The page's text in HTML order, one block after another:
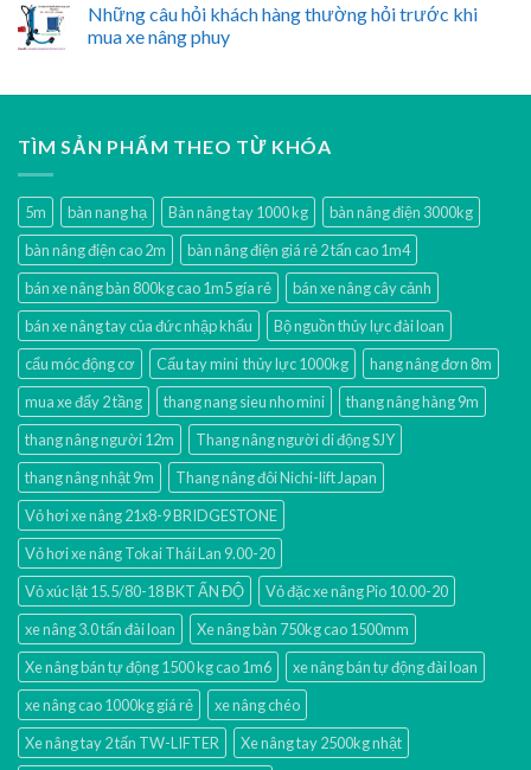
Những câu hỏi khách hàng thường hỏi trước khi
mua xe nâng phuy
TÌM SẢN PHẨM THEO TỪ KHÓA
5m bàn nang hạ Bàn nâng tay 1000 kg
bàn nâng điện 3000kg
bàn nâng điện cao 2m
bàn nâng điện giá rẻ 2 tấn cao 1m4
bán xe nâng bàn 800kg cao 1m5 gía rẻ
bán xe nâng cây cảnh
bán xe nâng tay của đức nhập khẩu
Bộ nguồn thủy lực đài loan
cẩu móc động cơ
Cẩu tay mini thủy lực 1000kg
hang nâng đơn 8m
mua xe đẩy 2 tầng
thang nang sieu nho mini
thang nâng hàng 9m
thang nâng người 12m
Thang nâng người di động SJY
thang nâng nhật 9m
Thang nâng đôi Nichi-lift Japan
Vỏ hơi xe nâng 21x8-9 BRIDGESTONE
Vỏ hơi xe nâng Tokai Thái Lan 9.00-20
Vỏ xúc lật 15.5/80-18 BKT ẤN ĐỘ
Vỏ đặc xe nâng Pio 10.00-20
xe nâng 3.0 tấn đài loan
Xe nâng bàn 750kg cao 1500mm
Xe nâng bán tự động 1500 kg cao 1m6
xe nâng bán tự động đài loan
xe nâng cao 1000kg giá rẻ
xe nâng chéo
Xe nâng tay 2 tấn TW-LIFTER
Xe nâng tay 2500kg nhật